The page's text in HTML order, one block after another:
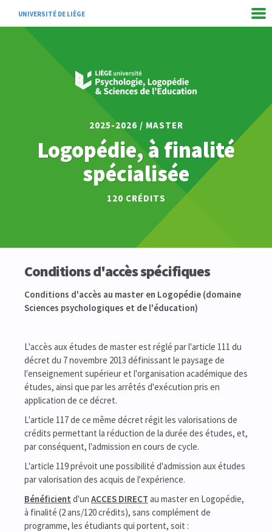
UNIVERSITÉ DE LIÈGE
2025-2026 / MASTER
Logopédie, à finalité
spécialisée
120 CRÉDITS
Conditions d'accès spécifiques
Conditions d'accès au master en Logopédie (domaine
Sciences psychologiques et de l'éducation)
L'accès aux études de master est réglé par l'article 111 du
décret du 7 novembre 2013 définissant le paysage de
l'enseignement supérieur et l'organisation académique des
études, ainsi que par les arrêtés d'exécution pris en
application de ce décret.
L'article 117 de ce même décret régit les valorisations de
crédits permettant la réduction de la durée des études, et,
par conséquent, l'admission en cours de cycle.
L'article 119 prévoit une possibilité d'admission aux études
par valorisation des acquis de l'expérience.
Bénéficient d'un ACCES DIRECT au master en Logopédie,
à finalité (2 ans/120 crédits), sans complément de
programme, les étudiants qui portent, soit :